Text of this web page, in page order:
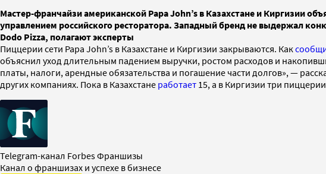
Мастер-франчайзи американской Papa John’s в Казахстане и Киргизии
управлением российского ресторатора. Западный бренд не выдержал
Dodo Pizza, полагают эксперты
Пиццерии сети Papa John’s в Казахстане и Киргизии закрываются. Как
объяснил уход длительным падением выручки, ростом расходов и
платы, налоги, арендные обязательства и погашение части долгов», —
других компаниях. Пока в Казахстане работает 15, а в Киргизии три
Telegram-канал Forbes Франшизы
Канал о франшизах и успехе в бизнесе